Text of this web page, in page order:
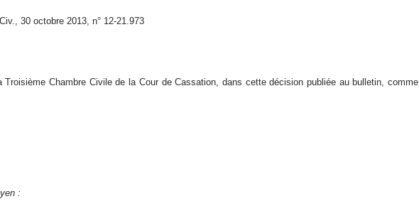
Civ., 30 octobre 2013, n° 12-21.973
Troisième Chambre Civile de la Cour de Cassation, dans cette décision publiée au bulletin, comme
: